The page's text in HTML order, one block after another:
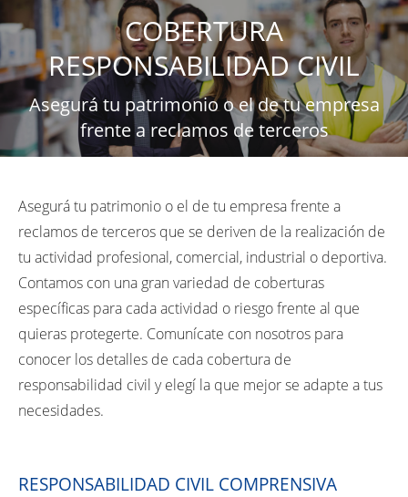
COBERTURA
RESPONSABILIDAD CIVIL
Asegurá tu patrimonio o el de tu empresa
frente a reclamos de terceros
Asegurá tu patrimonio o el de tu empresa frente a
reclamos de terceros que se deriven de la realización de
tu actividad profesional, comercial, industrial o deportiva.
Contamos con una gran variedad de coberturas
específicas para cada actividad o riesgo frente al que
quieras protegerte. Comunícate con nosotros para
conocer los detalles de cada cobertura de
responsabilidad civil y elegí la que mejor se adapte a tus
necesidades.
RESPONSABILIDAD CIVIL COMPRENSIVA